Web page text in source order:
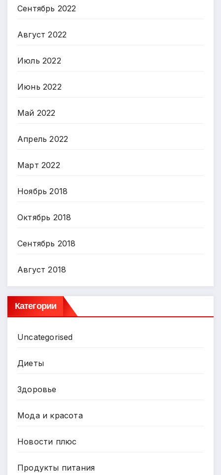
Сентябрь 2022
Август 2022
Июль 2022
Июнь 2022
Май 2022
Апрель 2022
Март 2022
Ноябрь 2018
Октябрь 2018
Сентябрь 2018
Август 2018
Категории
Uncategorised
Диеты
Здоровье
Мода и красота
Новости плюс
Продукты питания